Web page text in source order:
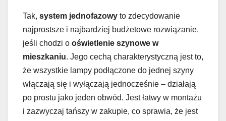
Tak, system jednofazowy to zdecydowanie
najprostsze i najbardziej budżetowe rozwiązanie,
jeśli chodzi o oświetlenie szynowe w
mieszkaniu. Jego cechą charakterystyczną jest to,
że wszystkie lampy podłączone do jednej szyny
włączają się i wyłączają jednocześnie – działają
po prostu jako jeden obwód. Jest łatwy w montażu
i zazwyczaj tańszy w zakupie, co sprawia, że jest